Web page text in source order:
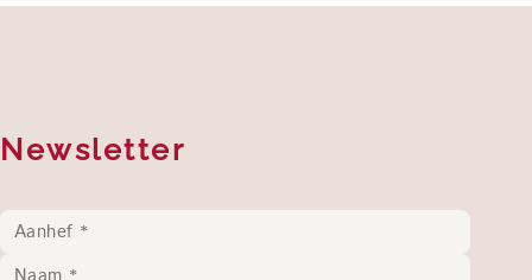
Newsletter